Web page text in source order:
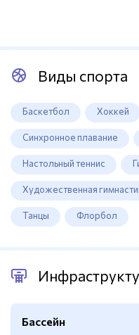
Виды спорта
Баскетбол Хоккей
Синхронное плавание
Настольный теннис
Художественная
Танцы Флорбол
Бассейн